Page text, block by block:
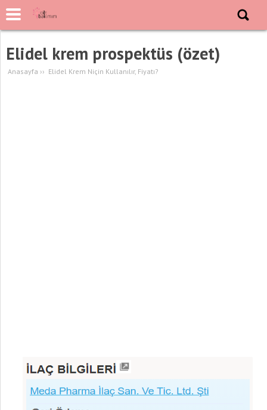
Elidel krem prospektüs (özet)
Anasayfa ›› Elidel Krem Niçin Kullanılır, Fiyatı?